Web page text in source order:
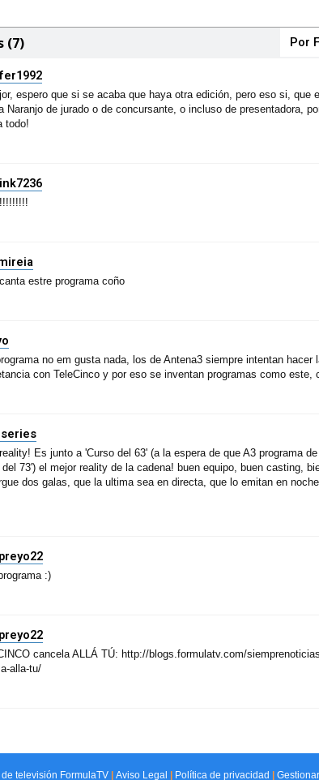
(7) Por
espero que si se acaba que haya otra edición, pero eso si, que
Naranjo de jurado o de concursante, o incluso de presentadora,
todo!
estre programa coño
no em gusta nada, los de Antena3 siempre intentan hacer
con TeleCinco y por eso se inventan programas como este,
reality! Es junto a 'Curso del 63' (a la espera de que A3 programa
del 73') el mejor reality de la cadena! buen equipo, buen casting,
dos galas, que la ultima sea en directa, que lo emitan en
:)
cancela ALLÁ TÚ: http://blogs.formulatv.com/
alla-tu/
televisión FormulaTV Aviso Legal Política de privacidad